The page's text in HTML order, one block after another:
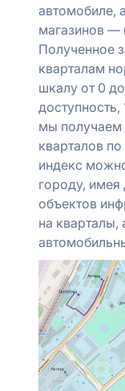
автомобиле,
магазинов
Полученное
кварталам
шкалу от 0
мы получаем
кварталов
индекс
городу,
объектов
на